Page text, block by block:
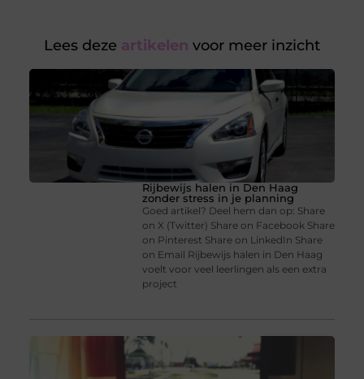
Lees deze artikelen voor meer inzicht
Rijbewijs halen in Den Haag
zonder stress in je planning
Goed artikel? Deel hem dan op: Share
on X (Twitter) Share on Facebook Share
on Pinterest Share on LinkedIn Share
on Email Rijbewijs halen in Den Haag
voelt voor veel leerlingen als een extra
project